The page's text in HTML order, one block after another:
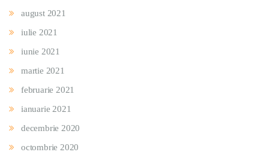
august 2021
iulie 2021
iunie 2021
martie 2021
februarie 2021
ianuarie 2021
decembrie 2020
octombrie 2020